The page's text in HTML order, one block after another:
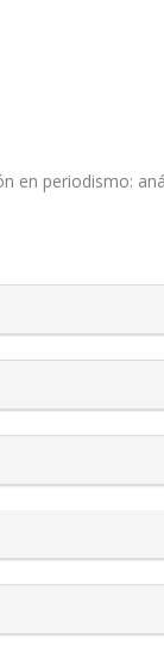
en periodismo: